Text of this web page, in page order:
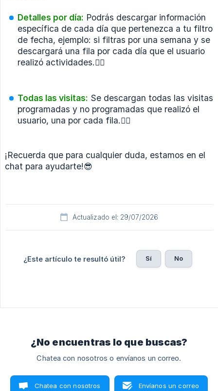
Detalles por día: Podrás descargar información
específica de cada día que pertenezca a tu filtro
de fecha, ejemplo: si filtras por una semana y se
descargará una fila por cada día que el usuario
realizó actividades.👇🏼
Todas las visitas: Se descargan todas las visitas
programadas y no programadas que realizó el
usuario, una por cada fila.👇🏼
¡Recuerda que para cualquier duda, estamos en el
chat para ayudarte!😎
Actualizado el: 29/07/2026
¿Este artículo te resultó útil? Sí No
¿No encuentras lo que buscas?
Chatea con nosotros o envíanos un correo.
Chatea con nosotros Envíanos un correo